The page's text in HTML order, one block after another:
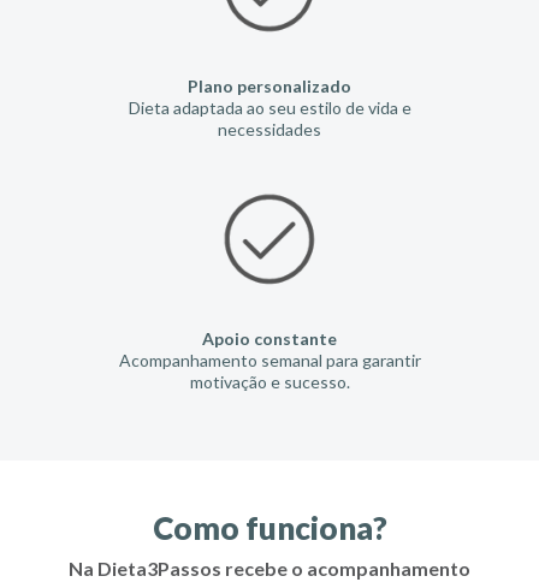
Plano personalizado
Dieta adaptada ao seu estilo de vida e
necessidades
Apoio constante
Acompanhamento semanal para garantir
motivação e sucesso.
Como funciona?
Na Dieta3Passos recebe o acompanhamento